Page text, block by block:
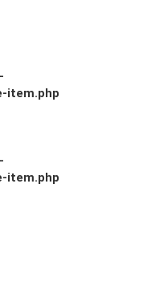
item.php
item.php